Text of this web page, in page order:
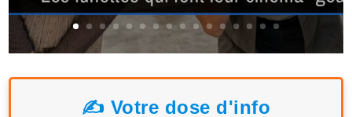
✍️ Votre dose d'info